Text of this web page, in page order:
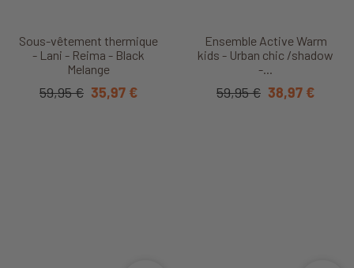
Sous-vêtement thermique
- Lani - Reima - Black
Melange
59,95 € 35,97 €
Ensemble Active Warm
kids - Urban chic /shadow
-...
59,95 € 38,97 €